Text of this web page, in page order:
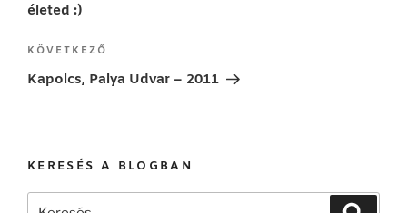
életed :)
Következő
bejegyzés
KÖVETKEZŐ
Kapolcs, Palya Udvar – 2011
KERESÉS A BLOGBAN
Keresés